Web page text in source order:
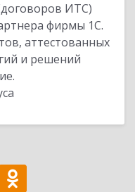
ИТС)
фирмы 1С.
аттестованных
и решений